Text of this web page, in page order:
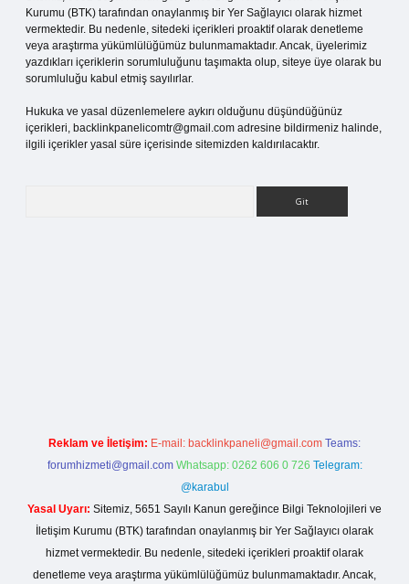
Kurumu (BTK) tarafından onaylanmış bir Yer Sağlayıcı olarak hizmet
vermektedir. Bu nedenle, sitedeki içerikleri proaktif olarak denetleme
veya araştırma yükümlülüğümüz bulunmamaktadır. Ancak, üyelerimiz
yazdıkları içeriklerin sorumluluğunu taşımakta olup, siteye üye olarak bu
sorumluluğu kabul etmiş sayılırlar.
Hukuka ve yasal düzenlemelere aykırı olduğunu düşündüğünüz
içerikleri, backlinkpanelicomtr@gmail.com adresine bildirmeniz halinde,
ilgili içerikler yasal süre içerisinde sitemizden kaldırılacaktır.
Reklam ve İletişim: E-mail: backlinkpaneli@gmail.com Teams:
forumhizmeti@gmail.com Whatsapp: 0262 606 0 726 Telegram:
@karabul
Yasal Uyarı: Sitemiz, 5651 Sayılı Kanun gereğince Bilgi Teknolojileri ve
İletişim Kurumu (BTK) tarafından onaylanmış bir Yer Sağlayıcı olarak
hizmet vermektedir. Bu nedenle, sitedeki içerikleri proaktif olarak
denetleme veya araştırma yükümlülüğümüz bulunmamaktadır. Ancak,